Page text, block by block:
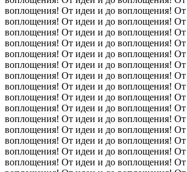
воплощения! От идеи и до воплощения! От
воплощения! От идеи и до воплощения! От
воплощения! От идеи и до воплощения! От
воплощения! От идеи и до воплощения! От
воплощения! От идеи и до воплощения! От
воплощения! От идеи и до воплощения! От
воплощения! От идеи и до воплощения! От
воплощения! От идеи и до воплощения! От
воплощения! От идеи и до воплощения! От
воплощения! От идеи и до воплощения! От
воплощения! От идеи и до воплощения! От
воплощения! От идеи и до воплощения! От
воплощения! От идеи и до воплощения! От
воплощения! От идеи и до воплощения! От
воплощения! От идеи и до воплощения! От